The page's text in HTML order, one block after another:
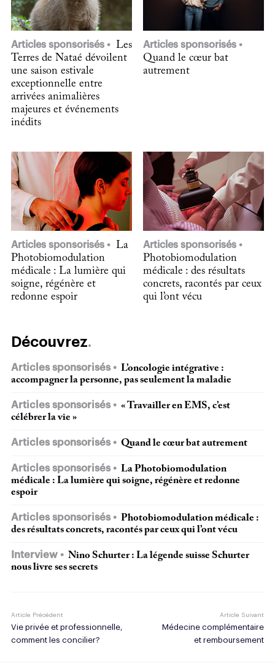
Articles sponsorisés
Les
Terres de Nataé dévoilent
une saison estivale
exceptionnelle entre
arrivées animalières
majeures et événements
inédits
Articles sponsorisés
Quand le cœur bat
autrement
Articles sponsorisés
La
Photobiomodulation
médicale : La lumière qui
soigne, régénère et
redonne espoir
Articles sponsorisés
Photobiomodulation
médicale : des résultats
concrets, racontés par ceux
qui l’ont vécu
Découvrez
Articles sponsorisés
L’oncologie intégrative :
accompagner la personne, pas seulement la maladie
Articles sponsorisés
« Travailler en EMS, c’est
célébrer la vie »
Articles sponsorisés Quand le cœur bat autrement
Articles sponsorisés
La Photobiomodulation
médicale : La lumière qui soigne, régénère et redonne
espoir
Articles sponsorisés
Photobiomodulation médicale :
des résultats concrets, racontés par ceux qui l’ont vécu
Interview
Nino Schurter : La légende suisse Schurter
nous livre ses secrets
Article Précédent
Vie privée et professionnelle,
comment les concilier?
Article Suivant
Médecine complémentaire
et remboursement